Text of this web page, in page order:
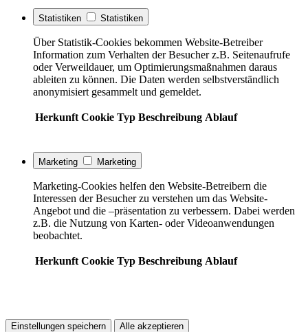
Statistiken Statistiken
Über Statistik-Cookies bekommen Website-Betreiber
Information zum Verhalten der Besucher z.B. Seitenaufrufe
oder Verweildauer, um Optimierungsmaßnahmen daraus
ableiten zu können. Die Daten werden selbstverständlich
anonymisiert gesammelt und gemeldet.
Herkunft Cookie Typ Beschreibung Ablauf
Marketing Marketing
Marketing-Cookies helfen den Website-Betreibern die
Interessen der Besucher zu verstehen um das Website-
Angebot und die –präsentation zu verbessern. Dabei werden
z.B. die Nutzung von Karten- oder Videoanwendungen
beobachtet.
Herkunft Cookie Typ Beschreibung Ablauf
Einstellungen speichern Alle akzeptieren